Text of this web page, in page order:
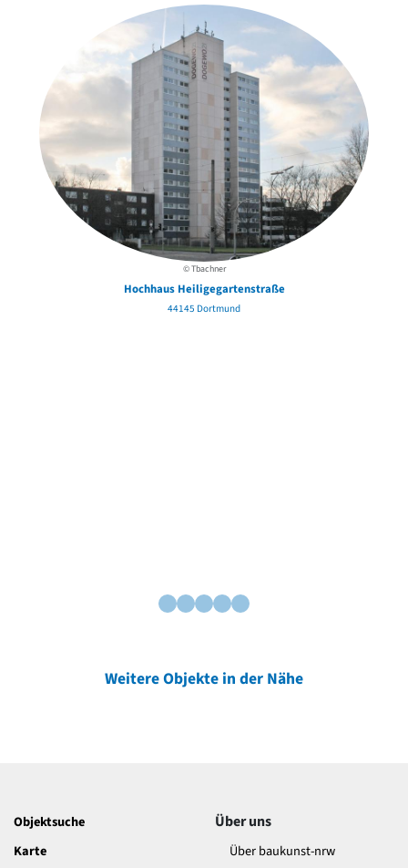
© Tbachner
Hochhaus Heiligegartenstraße
44145 Dortmund
Weitere Objekte in der Nähe
Objektsuche
Karte
Über uns
Über baukunst-nrw